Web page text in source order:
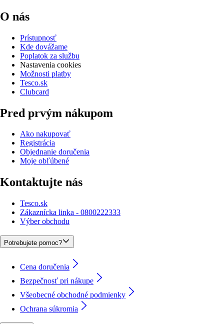
O nás
Prístupnosť
Kde dovážame
Poplatok za službu
Nastavenia cookies
Možnosti platby
Tesco.sk
Clubcard
Pred prvým nákupom
Ako nakupovať
Registrácia
Objednanie doručenia
Moje obľúbené
Kontaktujte nás
Tesco.sk
Zákaznícka linka - 0800222333
Výber obchodu
Potrebujete pomoc?
Cena doručenia
Bezpečnosť pri nákupe
Všeobecné obchodné podmienky
Ochrana súkromia